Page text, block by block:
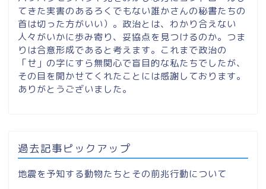
てきた実害のあるろくでもない誰かさんの秘書たちの
首は切った方がいい）。政治とは、わかり合えない
人々がいかに歩み寄り、妥協点を見つけるのか。つま
りは合意形成であると考えます。これまで政治の
「せ」の字にすら無関心で盲目的な私たちでしたが、
その目を開かせてくれたことには感謝しております。
ありがとうございました。
過去記事ピックアップ
地震を予知する動物たちとその前兆行動について